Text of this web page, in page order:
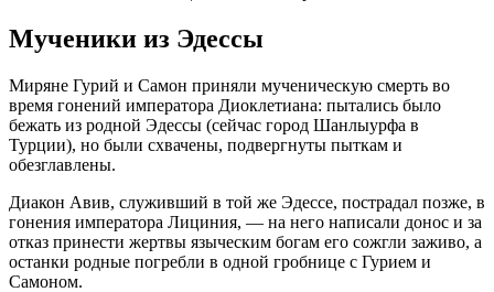
Мученики из Эдессы
Миряне Гурий и Самон приняли мученическую смерть во
время гонений императора Диоклетиана: пытались было
бежать из родной Эдессы (сейчас город Шанлыурфа в
Турции), но были схвачены, подвергнуты пыткам и
обезглавлены.
Диакон Авив, служивший в той же Эдессе, пострадал позже, в
гонения императора Лициния, — на него написали донос и за
отказ принести жертвы языческим богам его сожгли заживо, а
останки родные погребли в одной гробнице с Гурием и
Самоном.